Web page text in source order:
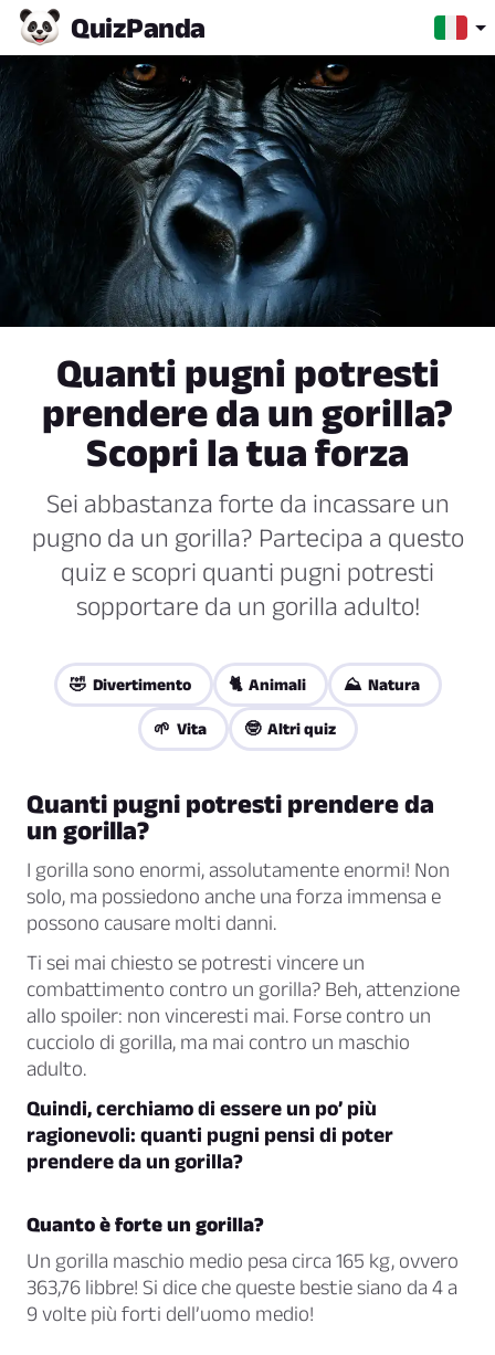
QuizPanda
Quanti pugni potresti
prendere da un gorilla?
Scopri la tua forza
Sei abbastanza forte da incassare un
pugno da un gorilla? Partecipa a questo
quiz e scopri quanti pugni potresti
sopportare da un gorilla adulto!
🤣 Divertimento 🐈 Animali ⛰️ Natura
🌱 Vita 🤓 Altri quiz
Quanti pugni potresti prendere da
un gorilla?
I gorilla sono enormi, assolutamente enormi! Non
solo, ma possiedono anche una forza immensa e
possono causare molti danni.
Ti sei mai chiesto se potresti vincere un
combattimento contro un gorilla? Beh, attenzione
allo spoiler: non vinceresti mai. Forse contro un
cucciolo di gorilla, ma mai contro un maschio
adulto.
Quindi, cerchiamo di essere un po’ più
ragionevoli: quanti pugni pensi di poter
prendere da un gorilla?
Quanto è forte un gorilla?
Un gorilla maschio medio pesa circa 165 kg, ovvero
363,76 libbre! Si dice che queste bestie siano da 4 a
9 volte più forti dell’uomo medio!